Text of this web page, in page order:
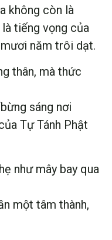
không còn là
tiếng vọng của
năm trôi dạt.
thân, mà thức
sáng nơi
Tự Tánh Phật
như mây bay qua
một tâm thành,